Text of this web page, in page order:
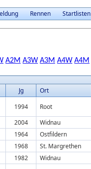
Rennen Startlisten
A2M A3W A3M A4W A4M
Jg Ort
1994 Root
2004 Widnau
1964 Ostfildern
1968 St. Margrethen
1982 Widnau